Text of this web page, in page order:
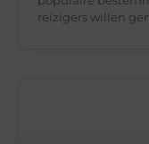
reizigers willen